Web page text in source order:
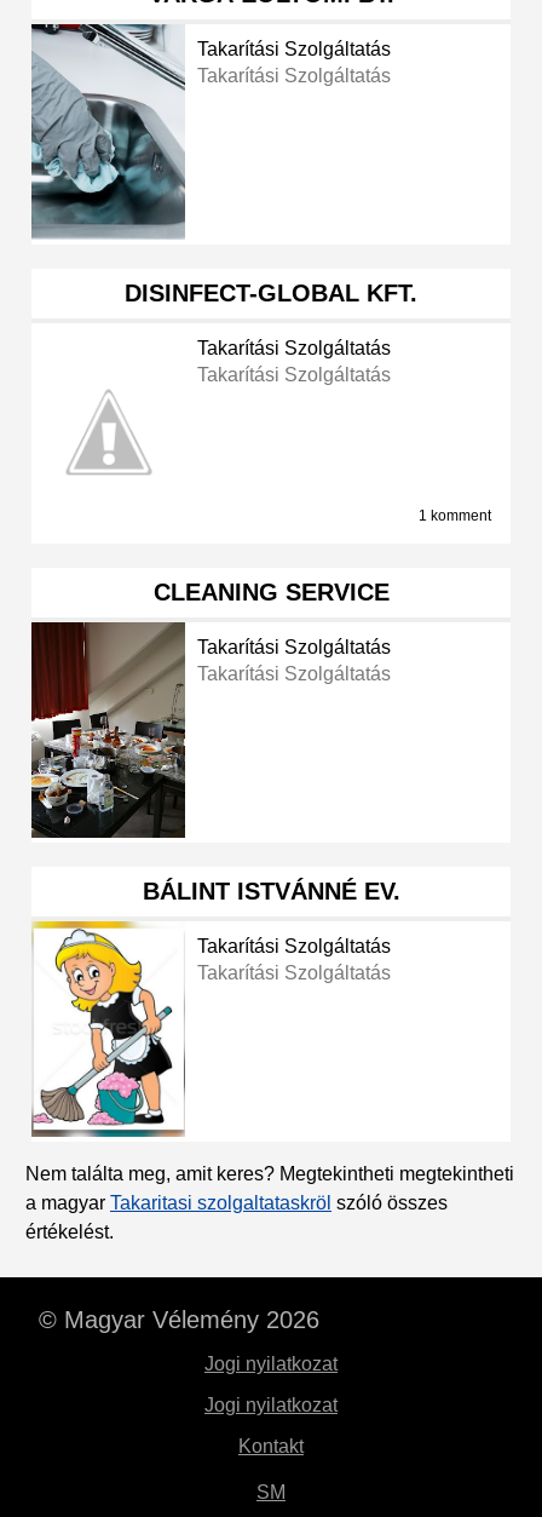
Takarítási Szolgáltatás
Takarítási Szolgáltatás
DISINFECT-GLOBAL KFT.
Takarítási Szolgáltatás
Takarítási Szolgáltatás
1 komment
CLEANING SERVICE
Takarítási Szolgáltatás
Takarítási Szolgáltatás
BÁLINT ISTVÁNNÉ EV.
Takarítási Szolgáltatás
Takarítási Szolgáltatás
Nem találta meg, amit keres? Megtekintheti megtekintheti
a magyar Takaritasi szolgaltataskröl szóló összes
értékelést.
© Magyar Vélemény 2026
Jogi nyilatkozat
Jogi nyilatkozat
Kontakt
SM